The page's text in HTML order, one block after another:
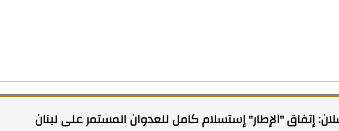
إتفاق "الإطار" إستسلام كامل للعدوان المستمر على لبنان